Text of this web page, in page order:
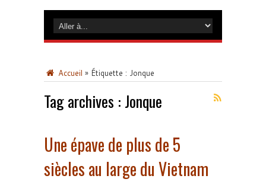
Accueil » Étiquette : Jonque
Tag archives : Jonque
Une épave de plus de 5
siècles au large du Vietnam